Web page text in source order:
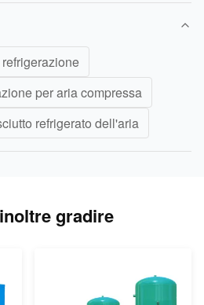
per aria compressa
refrigerato dell'aria
gradire